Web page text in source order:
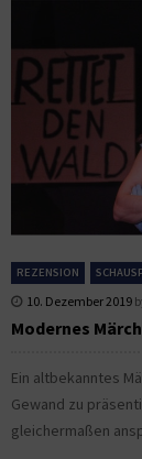
REZENSION
10. Dezember 2019
Modernes
Ein altbekanntes
Gewand zu
gleichermaßen